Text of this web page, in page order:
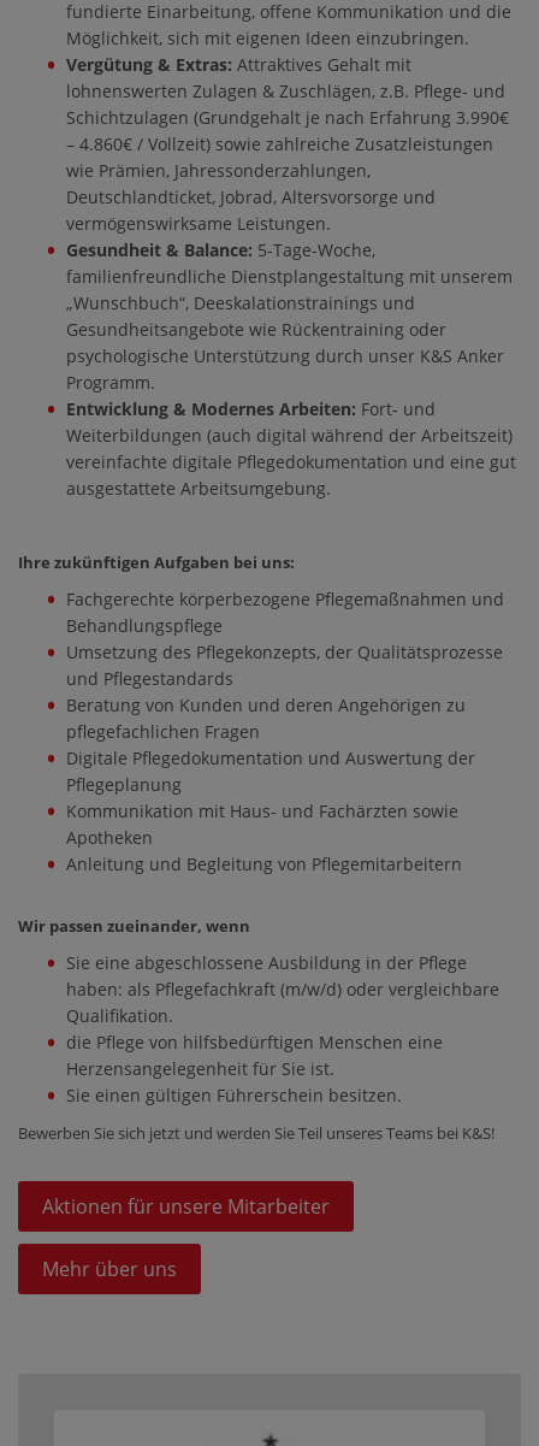
fundierte Einarbeitung, offene Kommunikation und die
Möglichkeit, sich mit eigenen Ideen einzubringen.
Vergütung & Extras: Attraktives Gehalt mit
lohnenswerten Zulagen & Zuschlägen, z.B. Pflege- und
Schichtzulagen (Grundgehalt je nach Erfahrung 3.990€
– 4.860€ / Vollzeit) sowie zahlreiche Zusatzleistungen
wie Prämien, Jahressonderzahlungen,
Deutschlandticket, Jobrad, Altersvorsorge und
vermögenswirksame Leistungen.
Gesundheit & Balance: 5-Tage-Woche,
familienfreundliche Dienstplangestaltung mit unserem
„Wunschbuch“, Deeskalationstrainings und
Gesundheitsangebote wie Rückentraining oder
psychologische Unterstützung durch unser K&S Anker
Programm.
Entwicklung & Modernes Arbeiten: Fort- und
Weiterbildungen (auch digital während der Arbeitszeit)
vereinfachte digitale Pflegedokumentation und eine gut
ausgestattete Arbeitsumgebung.
Ihre zukünftigen Aufgaben bei uns:
Fachgerechte körperbezogene Pflegemaßnahmen und
Behandlungspflege
Umsetzung des Pflegekonzepts, der Qualitätsprozesse
und Pflegestandards
Beratung von Kunden und deren Angehörigen zu
pflegefachlichen Fragen
Digitale Pflegedokumentation und Auswertung der
Pflegeplanung
Kommunikation mit Haus- und Fachärzten sowie
Apotheken
Anleitung und Begleitung von Pflegemitarbeitern
Wir passen zueinander, wenn
Sie eine abgeschlossene Ausbildung in der Pflege
haben: als Pflegefachkraft (m/w/d) oder vergleichbare
Qualifikation.
die Pflege von hilfsbedürftigen Menschen eine
Herzensangelegenheit für Sie ist.
Sie einen gültigen Führerschein besitzen.
Bewerben Sie sich jetzt und werden Sie Teil unseres Teams bei K&S!
Aktionen für unsere Mitarbeiter
Mehr über uns